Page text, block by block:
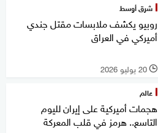
شرق أوسط
روبيو يكشف ملابسات مقتل جندي
أميركي في العراق
l 20 يوليو 2026
عالم
هجمات أميركية على إيران لليوم
التاسع.. هرمز في قلب المعركة